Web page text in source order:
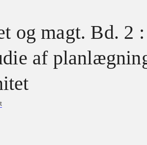
og magt. Bd. 2 :
af